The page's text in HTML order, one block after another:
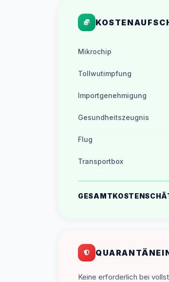
Mikrochip
Tollwutimpfung
Importgenehmigung
Gesundheitszeugnis
Flug
Transportbox
Keine erforderlich bei